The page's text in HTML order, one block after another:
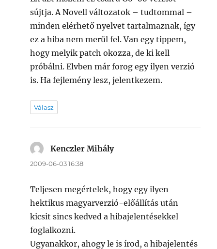
sújtja. A Novell változatok – tudtommal –
minden elérhető nyelvet tartalmaznak, így
ez a hiba nem merül fel. Van egy tippem,
hogy melyik patch okozza, de ki kell
próbálni. Elvben már forog egy ilyen verzió
is. Ha fejlemény lesz, jelentkezem.
Válasz
Kenczler Mihályszerint:
2009-06-03 16:38
Teljesen megértelek, hogy egy ilyen
hektikus magyarverzió-előállítás után
kicsit sincs kedved a hibajelentésekkel
foglalkozni.
Ugyanakkor, ahogy le is írod, a hibajelentés